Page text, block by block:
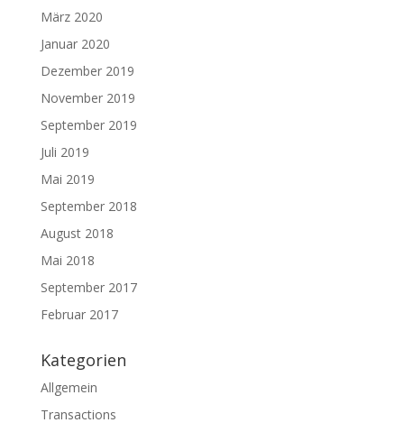
März 2020
Januar 2020
Dezember 2019
November 2019
September 2019
Juli 2019
Mai 2019
September 2018
August 2018
Mai 2018
September 2017
Februar 2017
Kategorien
Allgemein
Transactions